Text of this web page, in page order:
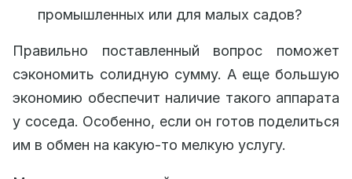
промышленных или для малых садов?
Правильно поставленный вопрос поможет
сэкономить солидную сумму. А еще большую
экономию обеспечит наличие такого аппарата
у соседа. Особенно, если он готов поделиться
им в обмен на какую-то мелкую услугу.